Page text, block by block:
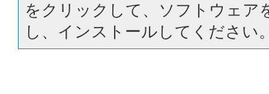
をクリックして、ソフトウェア
し、インストールしてください